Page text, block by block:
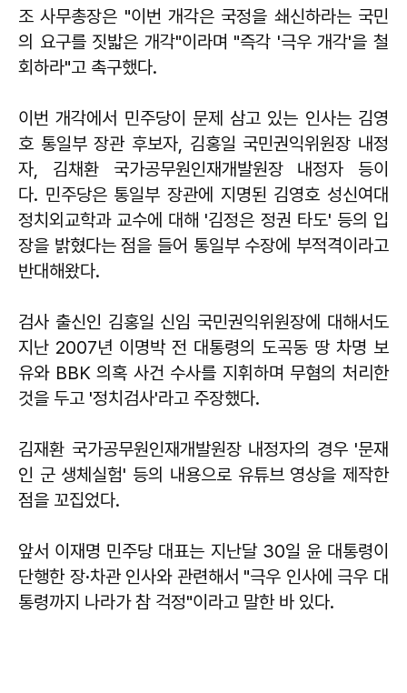
조 사무총장은 "이번 개각은 국정을 쇄신하라는 국민
의 요구를 짓밟은 개각"이라며 "즉각 '극우 개각'을 철
회하라"고 촉구했다.
이번 개각에서 민주당이 문제 삼고 있는 인사는 김영
호 통일부 장관 후보자, 김홍일 국민권익위원장 내정
자, 김채환 국가공무원인재개발원장 내정자 등이
다. 민주당은 통일부 장관에 지명된 김영호 성신여대
정치외교학과 교수에 대해 '김정은 정권 타도' 등의 입
장을 밝혔다는 점을 들어 통일부 수장에 부적격이라고
반대해왔다.
검사 출신인 김홍일 신임 국민권익위원장에 대해서도
지난 2007년 이명박 전 대통령의 도곡동 땅 차명 보
유와 BBK 의혹 사건 수사를 지휘하며 무혐의 처리한
것을 두고 '정치검사'라고 주장했다.
김재환 국가공무원인재개발원장 내정자의 경우 '문재
인 군 생체실험' 등의 내용으로 유튜브 영상을 제작한
점을 꼬집었다.
앞서 이재명 민주당 대표는 지난달 30일 윤 대통령이
단행한 장·차관 인사와 관련해서 "극우 인사에 극우 대
통령까지 나라가 참 걱정"이라고 말한 바 있다.